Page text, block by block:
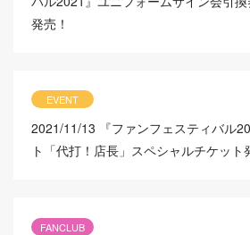
発売！
EVENT
2021/11/13
『ファンフェスティバル
ト「代打！店長」スペシャルチケット
FANCLUB